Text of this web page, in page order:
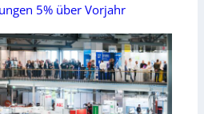
5% über Vorjahr